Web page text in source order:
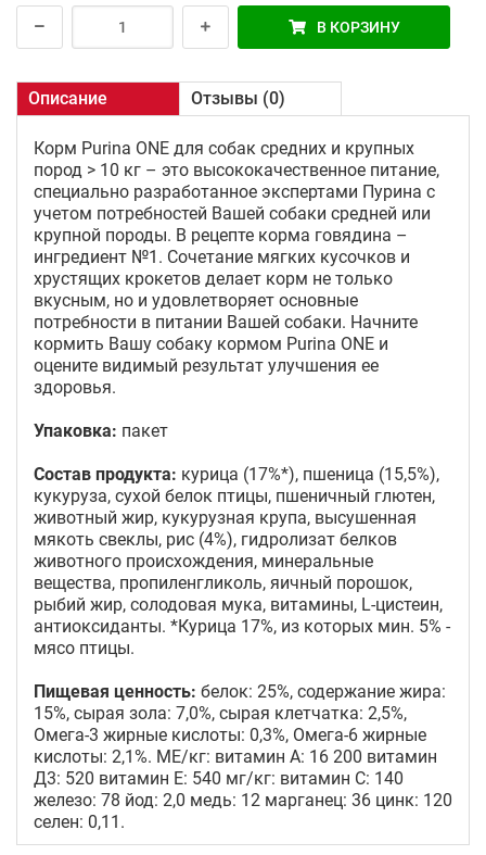
В КОРЗИНУ
Описание Отзывы (0)
Корм Purina ONE для собак средних и крупных
пород > 10 кг – это высококачественное питание,
специально разработанное экспертами Пурина с
учетом потребностей Вашей собаки средней или
крупной породы. В рецепте корма говядина –
ингредиент №1. Сочетание мягких кусочков и
хрустящих крокетов делает корм не только
вкусным, но и удовлетворяет основные
потребности в питании Вашей собаки. Начните
кормить Вашу собаку кормом Purina ONE и
оцените видимый результат улучшения ее
здоровья.
Упаковка: пакет
Состав продукта: курица (17%*), пшеница (15,5%),
кукуруза, сухой белок птицы, пшеничный глютен,
животный жир, кукурузная крупа, высушенная
мякоть свеклы, рис (4%), гидролизат белков
животного происхождения, минеральные
вещества, пропиленгликоль, яичный порошок,
рыбий жир, солодовая мука, витамины, L-цистеин,
антиоксиданты. *Курица 17%, из которых мин. 5% -
мясо птицы.
Пищевая ценность: белок: 25%, содержание жира:
15%, сырая зола: 7,0%, сырая клетчатка: 2,5%,
Омега-3 жирные кислоты: 0,3%, Омега-6 жирные
кислоты: 2,1%. МЕ/кг: витамин А: 16 200 витамин
Д3: 520 витамин E: 540 мг/кг: витамин C: 140
железо: 78 йод: 2,0 медь: 12 марганец: 36 цинк: 120
селен: 0,11.